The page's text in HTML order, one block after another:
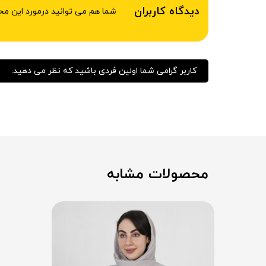
دیدگاه کاربران شما هم می توانید درمورد این
کاربر گرامی شما اولین فردی باشید که نظر می دهید.
محصولات مشابه